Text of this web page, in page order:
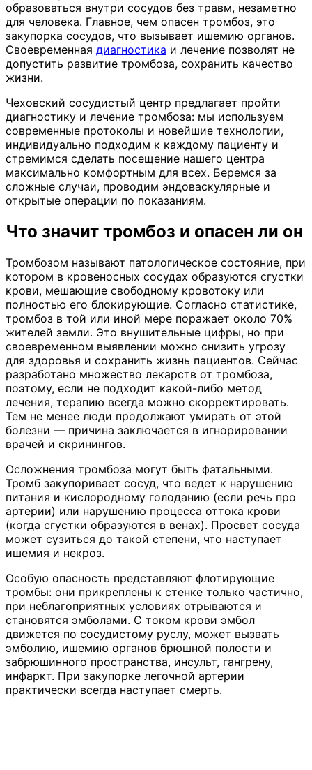
образоваться внутри сосудов без травм, незаметно
для человека. Главное, чем опасен тромбоз, это
закупорка сосудов, что вызывает ишемию органов.
Своевременная диагностика и лечение позволят не
допустить развитие тромбоза, сохранить качество
жизни.
Чеховский сосудистый центр предлагает пройти
диагностику и лечение тромбоза: мы используем
современные протоколы и новейшие технологии,
индивидуально подходим к каждому пациенту и
стремимся сделать посещение нашего центра
максимально комфортным для всех. Беремся за
сложные случаи, проводим эндоваскулярные и
открытые операции по показаниям.
Что значит тромбоз и опасен ли он
Тромбозом называют патологическое состояние, при
котором в кровеносных сосудах образуются сгустки
крови, мешающие свободному кровотоку или
полностью его блокирующие. Согласно статистике,
тромбоз в той или иной мере поражает около 70%
жителей земли. Это внушительные цифры, но при
своевременном выявлении можно снизить угрозу
для здоровья и сохранить жизнь пациентов. Сейчас
разработано множество лекарств от тромбоза,
поэтому, если не подходит какой-либо метод
лечения, терапию всегда можно скорректировать.
Тем не менее люди продолжают умирать от этой
болезни — причина заключается в игнорировании
врачей и скринингов.
Осложнения тромбоза могут быть фатальными.
Тромб закупоривает сосуд, что ведет к нарушению
питания и кислородному голоданию (если речь про
артерии) или нарушению процесса оттока крови
(когда сгустки образуются в венах). Просвет сосуда
может сузиться до такой степени, что наступает
ишемия и некроз.
Особую опасность представляют флотирующие
тромбы: они прикреплены к стенке только частично,
при неблагоприятных условиях отрываются и
становятся эмболами. С током крови эмбол
движется по сосудистому руслу, может вызвать
эмболию, ишемию органов брюшной полости и
забрюшинного пространства, инсульт, гангрену,
инфаркт. При закупорке легочной артерии
практически всегда наступает смерть.